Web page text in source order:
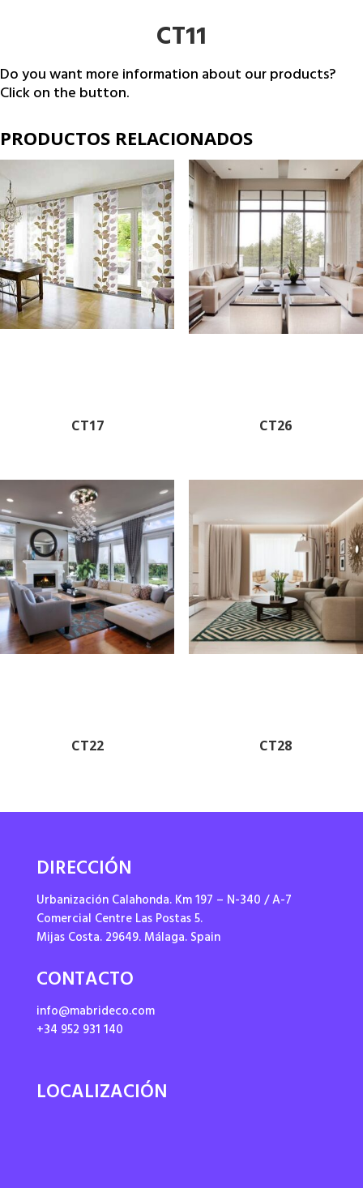
CT11
Do you want more information about our products?
Click on the button.
PRODUCTOS RELACIONADOS
CT17 CT26
CT22 CT28
DIRECCIÓN
Urbanización Calahonda. Km 197 – N-340 / A-7
Comercial Centre Las Postas 5.
Mijas Costa. 29649. Málaga. Spain
CONTACTO
info@mabrideco.com
+34 952 931 140
LOCALIZACIÓN